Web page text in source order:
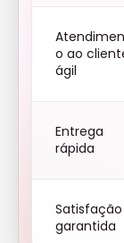
o ao
ágil
Entrega
rápida
Satisfação
garantida